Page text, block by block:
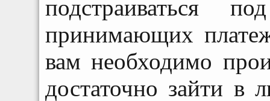
подстраиваться
принимающих
вам необходимо
достаточно зайти в